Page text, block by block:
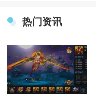
热门资讯